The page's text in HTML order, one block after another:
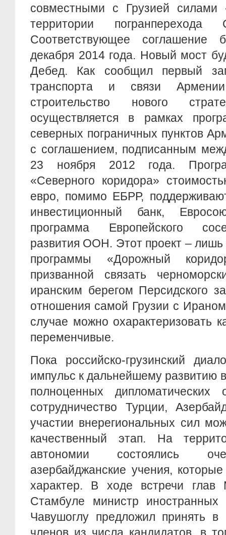
совместными с Грузией
территории погранперехода
Соответствующее соглашение
декабря 2014 года. Новый мост
Дебед. Как сообщил первый
транспорта и связи
строительство нового
осуществляется в рамках
северных пограничных пунктов
с соглашением, подписанным
23 ноября 2012 года.
«Северного коридора»
евро, помимо ЕБРР,
инвестиционный банк,
программа Европейского
развития ООН. Этот проект –
программы «Дорожный
призванной связать
иранским берегом Персидского
отношения самой Грузии с
случае можно охарактеризовать
переменчивые.
Пока российско-грузинский
импульс к дальнейшему развитию
полноценных дипломатических
сотрудничество Турции,
участии внерегиональных сил
качественный этап. На
автономии состоялись
азербайджанские учения,
характер. В ходе встречи
Стамбуле министр
Чавушоглу предложил принять